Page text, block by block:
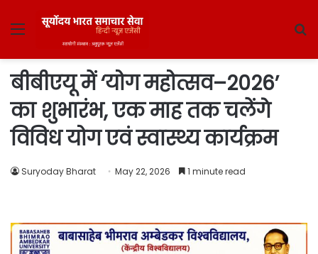
Menu
बीबीएयू में ‘योग महोत्सव–2026’
का शुभारंभ, एक माह तक चलेंगे
विविध योग एवं स्वास्थ्य कार्यक्रम
Suryoday Bharat May 22, 2026 1 minute read